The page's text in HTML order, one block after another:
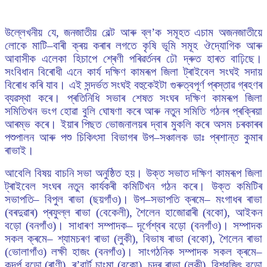
উল্লেখনীয় যে, জনজাতীয় বেল্ট আৰু ব্ল’ক সমূহত এচাম অজনজাতীয়ে
লোকে মাটি–বাৰী ক্ৰয় কৰাৰ লগতে কৃষি ভূমি সমূহ ঔদ্যোগিক আৰু
আবাসীক এলেকা হিচাপে শ্ৰেণী পৰিৱৰ্তনৰ ঢৌ দ্ৰুত হাৰত বাঢ়িছে।
সংবিধান বিৰোধী এনে কাৰ্য দক্ষিণ কামৰূপ জিলা ট্ৰাইবেল সংঘই সদায়
বিৰোধ কৰি যাব। এই সন্দৰ্ভত সংঘই বহুকেইটা গুৰুত্বপূৰ্ণ প্ৰস্তাৱ গ্ৰহণৰ
ব্যৱস্থা কৰে। প্ৰতিনিধি সভাৰ শেষত সংঘৰ দক্ষিণ কামৰূপ জিলা
সমিতিখন ভংগ হোৱা বুলি ঘোষণা কৰে আৰু নতুন সমিতি গঠনৰ প্ৰক্ৰিয়া
আৰম্ভ কৰে। ইয়াৰ পিছত ভোজনালয়ৰ দ্বাৰ মুকলি কৰে অসম চৰকাৰৰ
পশুপালন আৰু পশু চিকিৎসা বিভাগৰ উপ–সঞ্চালক ডাঃ প্ৰশান্ত কুমাৰ
ৰাভাই।
আবেলি বিষয় বাচনি সভা অনুষ্ঠিত হয়। উক্ত সভাত দক্ষিণ কামৰূপ জিলা
ট্ৰাইবেল সংঘৰ নতুন কাৰ্যকৰী কমিটিখন গঠন কৰে। উক্ত কমিটিৰ
সভাপতি– বিপুল ৰাভা (ছয়গাঁও)। উপ–সভাপতি ক্ৰমে– মংগাধৰ ৰাভা
(বৰদুৱাৰ) প্ৰফুল্ল ৰাভা (বেকেলী), শৈলেন হাজোৱাৰী (বকো), আইকন
বড়ো (বনগাঁও)। সাধাৰণ সম্পাদক– দূৰ্গেশ্বৰ বড়ো (বনগাঁও)। সম্পাদক
সকল ক্ৰমে– শ্যামচৰণ ৰাভা (লুকী), বিভাষ ৰাভা (বকো), শৈলেন ৰাভা
(ভোলাগাঁও) লক্ষী হাজং (বনগাঁও)। সাংগঠনিক সম্পাদক সকল ক্ৰমে–